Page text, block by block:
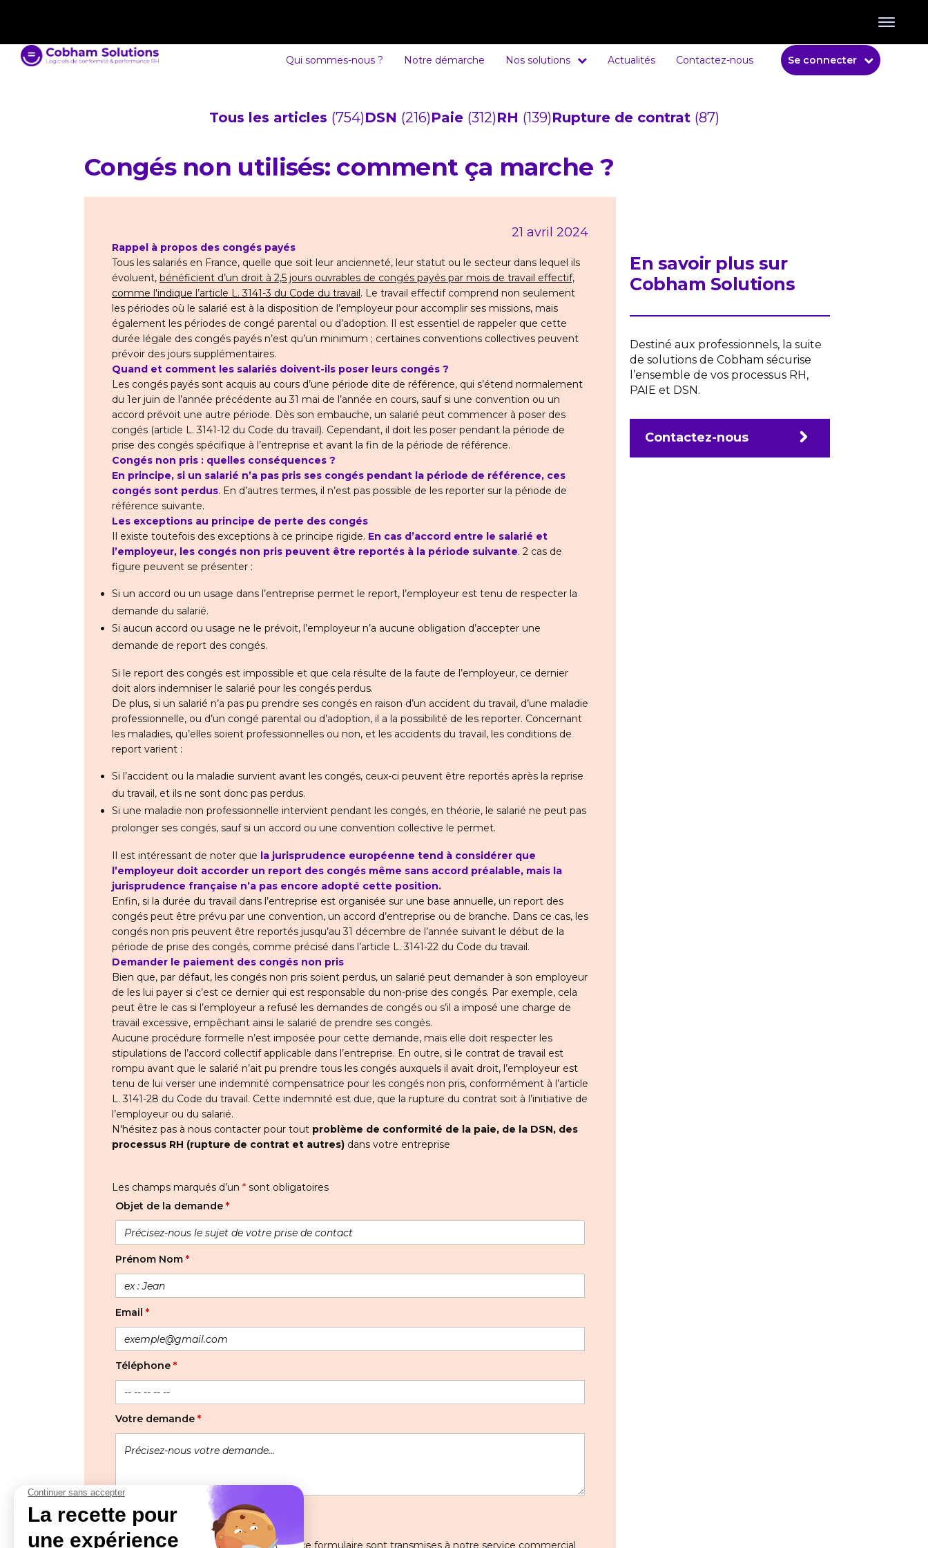
Qui sommes-nous ? Notre démarche Nos solutions Actualités Contactez-nous Se connecter
Tous les articles (754)DSN (216)Paie (312)RH (139)Rupture de contrat (87)
Congés non utilisés: comment ça marche ?
21 avril 2024
Rappel à propos des congés payés
Tous les salariés en France, quelle que soit leur ancienneté, leur statut ou le secteur dans lequel ils
évoluent, bénéficient d’un droit à 2,5 jours ouvrables de congés payés par mois de travail effectif,
comme l'indique l’article L. 3141-3 du Code du travail. Le travail effectif comprend non seulement
les périodes où le salarié est à la disposition de l’employeur pour accomplir ses missions, mais
également les périodes de congé parental ou d’adoption. Il est essentiel de rappeler que cette
durée légale des congés payés n’est qu’un minimum ; certaines conventions collectives peuvent
prévoir des jours supplémentaires.
Quand et comment les salariés doivent-ils poser leurs congés ?
Les congés payés sont acquis au cours d’une période dite de référence, qui s’étend normalement
du 1er juin de l’année précédente au 31 mai de l’année en cours, sauf si une convention ou un
accord prévoit une autre période. Dès son embauche, un salarié peut commencer à poser des
congés (article L. 3141-12 du Code du travail). Cependant, il doit les poser pendant la période de
prise des congés spécifique à l’entreprise et avant la fin de la période de référence.
Congés non pris : quelles conséquences ?
En principe, si un salarié n’a pas pris ses congés pendant la période de référence, ces
congés sont perdus. En d’autres termes, il n’est pas possible de les reporter sur la période de
référence suivante.
Les exceptions au principe de perte des congés
Il existe toutefois des exceptions à ce principe rigide. En cas d’accord entre le salarié et
l’employeur, les congés non pris peuvent être reportés à la période suivante. 2 cas de
figure peuvent se présenter :
Si un accord ou un usage dans l’entreprise permet le report, l’employeur est tenu de respecter la
demande du salarié.
Si aucun accord ou usage ne le prévoit, l’employeur n’a aucune obligation d’accepter une
demande de report des congés.
Si le report des congés est impossible et que cela résulte de la faute de l’employeur, ce dernier
doit alors indemniser le salarié pour les congés perdus.
De plus, si un salarié n’a pas pu prendre ses congés en raison d’un accident du travail, d’une maladie
professionnelle, ou d’un congé parental ou d’adoption, il a la possibilité de les reporter. Concernant
les maladies, qu’elles soient professionnelles ou non, et les accidents du travail, les conditions de
report varient :
Si l’accident ou la maladie survient avant les congés, ceux-ci peuvent être reportés après la reprise
du travail, et ils ne sont donc pas perdus.
Si une maladie non professionnelle intervient pendant les congés, en théorie, le salarié ne peut pas
prolonger ses congés, sauf si un accord ou une convention collective le permet.
Il est intéressant de noter que la jurisprudence européenne tend à considérer que
l’employeur doit accorder un report des congés même sans accord préalable, mais la
jurisprudence française n’a pas encore adopté cette position.
Enfin, si la durée du travail dans l’entreprise est organisée sur une base annuelle, un report des
congés peut être prévu par une convention, un accord d’entreprise ou de branche. Dans ce cas, les
congés non pris peuvent être reportés jusqu’au 31 décembre de l’année suivant le début de la
période de prise des congés, comme précisé dans l’article L. 3141-22 du Code du travail.
Demander le paiement des congés non pris
Bien que, par défaut, les congés non pris soient perdus, un salarié peut demander à son employeur
de les lui payer si c’est ce dernier qui est responsable du non-prise des congés. Par exemple, cela
peut être le cas si l’employeur a refusé les demandes de congés ou s’il a imposé une charge de
travail excessive, empêchant ainsi le salarié de prendre ses congés.
Aucune procédure formelle n’est imposée pour cette demande, mais elle doit respecter les
stipulations de l’accord collectif applicable dans l’entreprise. En outre, si le contrat de travail est
rompu avant que le salarié n’ait pu prendre tous les congés auxquels il avait droit, l’employeur est
tenu de lui verser une indemnité compensatrice pour les congés non pris, conformément à l’article
L. 3141-28 du Code du travail. Cette indemnité est due, que la rupture du contrat soit à l’initiative de
l’employeur ou du salarié.
N'hésitez pas à nous contacter pour tout problème de conformité de la paie, de la DSN, des
processus RH (rupture de contrat et autres) dans votre entreprise
Les champs marqués d’un * sont obligatoires
Objet de la demande *
Prénom Nom *
Email *
Téléphone *
Votre demande *
Les informations recueillies à partir de ce formulaire sont transmises à notre service commercial
En savoir plus sur
Cobham Solutions
Destiné aux professionnels, la suite
de solutions de Cobham sécurise
l’ensemble de vos processus RH,
PAIE et DSN.
Contactez-nous